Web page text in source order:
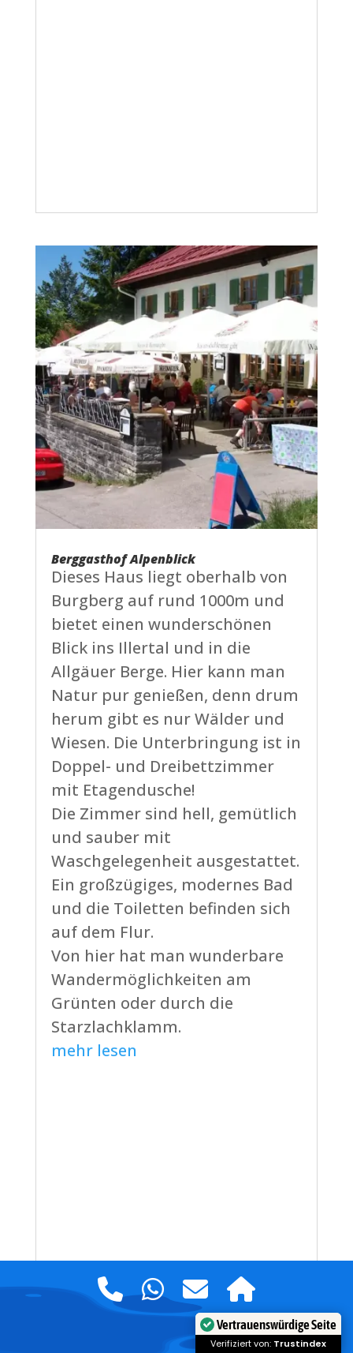
Berggasthof Alpenblick
Dieses Haus liegt oberhalb von
Burgberg auf rund 1000m und
bietet einen wunderschönen
Blick ins Illertal und in die
Allgäuer Berge. Hier kann man
Natur pur genießen, denn drum
herum gibt es nur Wälder und
Wiesen. Die Unterbringung ist in
Doppel- und Dreibettzimmer
mit Etagendusche!
Die Zimmer sind hell, gemütlich
und sauber mit
Waschgelegenheit ausgestattet.
Ein großzügiges, modernes Bad
und die Toiletten befinden sich
auf dem Flur.
Von hier hat man wunderbare
Wandermöglichkeiten am
Grünten oder durch die
Starzlachklamm.
mehr lesen
Vertrauenswürdige Seite
Verifiziert von: Trustindex